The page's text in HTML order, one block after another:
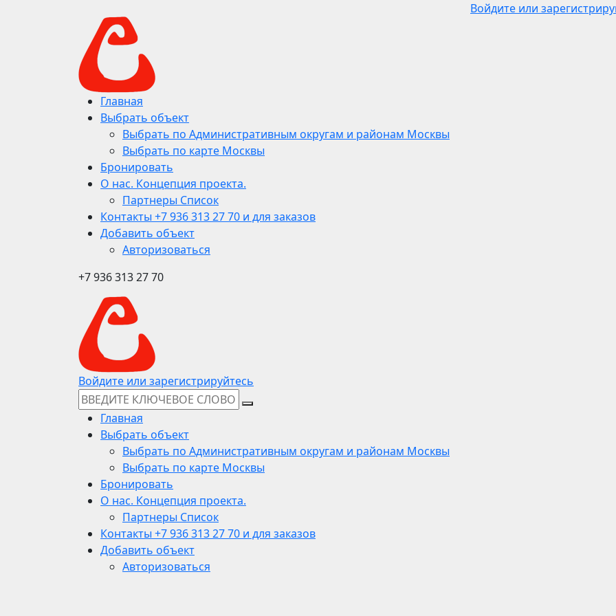
Войдите или
Главная
Выбрать объект
Выбрать по Административным округам и районам Москвы
Выбрать по карте Москвы
Бронировать
О нас. Концепция проекта.
Партнеры Список
Контакты +7 936 313 27 70 и для заказов
Добавить объект
Авторизоваться
+7 936 313 27 70
Войдите или зарегистрируйтесь
Главная
Выбрать объект
Выбрать по Административным округам и районам Москвы
Выбрать по карте Москвы
Бронировать
О нас. Концепция проекта.
Партнеры Список
Контакты +7 936 313 27 70 и для заказов
Добавить объект
Авторизоваться